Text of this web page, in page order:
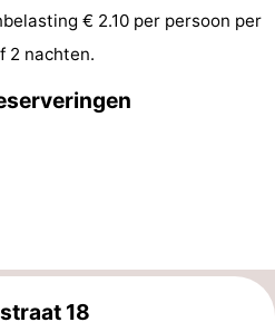
€ 2.10 per persoon per
2 nachten.
18